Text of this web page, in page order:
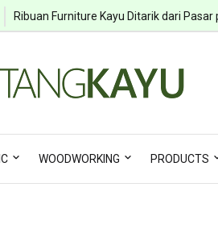
Ribuan Furniture Kayu Ditarik dari Pasar
Ribuan Bangku Anak Ditarik karena
WOODWORKING PRODUCTS